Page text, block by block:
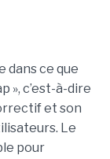
dans ce que
», c’est-à-dire
et son
Le
pour